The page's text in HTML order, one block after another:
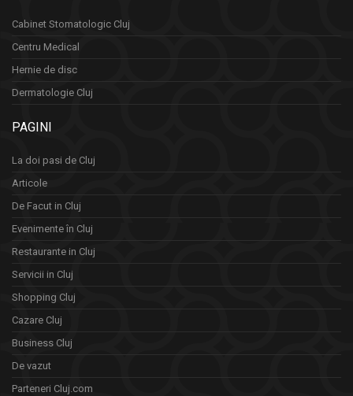
Cabinet Stomatologic Cluj
Centru Medical
Hernie de disc
Dermatologie Cluj
PAGINI
La doi pasi de Cluj
Articole
De Facut in Cluj
Evenimente în Cluj
Restaurante in Cluj
Servicii in Cluj
Shopping Cluj
Cazare Cluj
Business Cluj
De vazut
Parteneri Cluj.com